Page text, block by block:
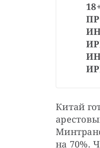
Китай
на 70%.